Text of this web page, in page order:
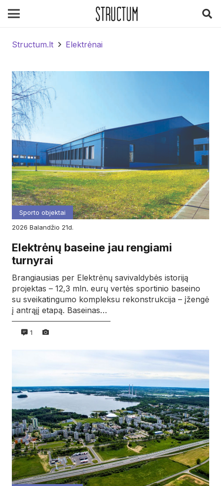
Structum.lt Elektrėnai
Sporto objektai
2026
balandžio 21d.
Elektrėnų baseine jau rengiami
turnyrai
Brangiausias per Elektrėnų savivaldybės istoriją
projektas – 12,3 mln. eurų vertės sportinio baseino
su sveikatingumo kompleksu rekonstrukcija – įžengė
į antrąjį etapą. Baseinas…
1